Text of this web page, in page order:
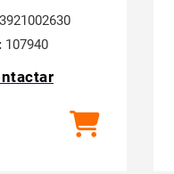
3921002630
107940